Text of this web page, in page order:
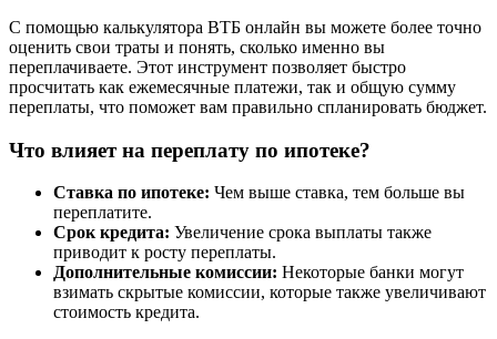
С помощью калькулятора ВТБ онлайн вы можете более точно
оценить свои траты и понять, сколько именно вы
переплачиваете. Этот инструмент позволяет быстро
просчитать как ежемесячные платежи, так и общую сумму
переплаты, что поможет вам правильно спланировать бюджет.
Что влияет на переплату по ипотеке?
Ставка по ипотеке: Чем выше ставка, тем больше вы
переплатите.
Срок кредита: Увеличение срока выплаты также
приводит к росту переплаты.
Дополнительные комиссии: Некоторые банки могут
взимать скрытые комиссии, которые также увеличивают
стоимость кредита.